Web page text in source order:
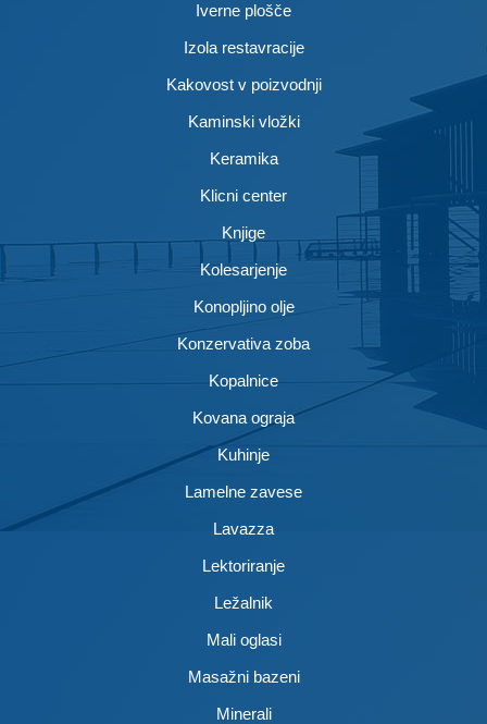
Iverne plošče
Izola restavracije
Kakovost v poizvodnji
Kaminski vložki
Keramika
Klicni center
Knjige
Kolesarjenje
Konopljino olje
Konzervativa zoba
Kopalnice
Kovana ograja
Kuhinje
Lamelne zavese
Lavazza
Lektoriranje
Ležalnik
Mali oglasi
Masažni bazeni
Minerali